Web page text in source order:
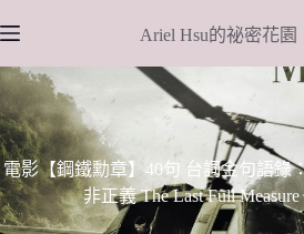
至
主
要
內
容
Ariel Hsu的祕密花園
電影【鋼鐵勳章】40句 台詞金句語錄
非正義 The Last Full Measure